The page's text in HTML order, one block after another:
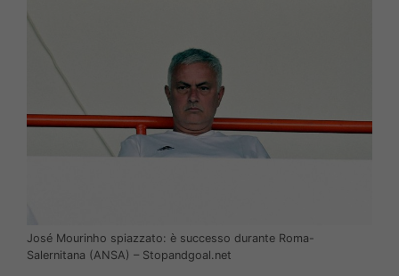
José Mourinho spiazzato: è successo durante Roma-
Salernitana (ANSA) – Stopandgoal.net